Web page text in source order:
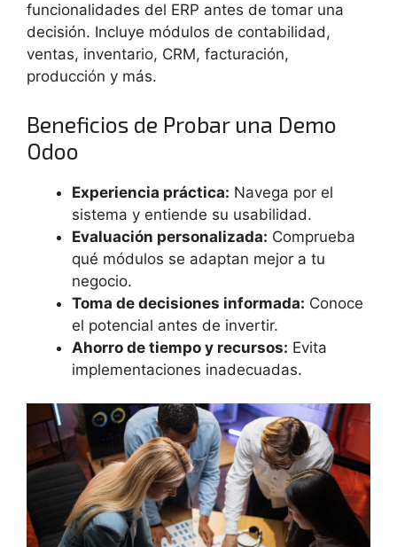
funcionalidades del ERP antes de tomar una
decisión. Incluye módulos de contabilidad,
ventas, inventario, CRM, facturación,
producción y más.
Beneficios de Probar una Demo
Odoo
Experiencia práctica: Navega por el
sistema y entiende su usabilidad.
Evaluación personalizada: Comprueba
qué módulos se adaptan mejor a tu
negocio.
Toma de decisiones informada: Conoce
el potencial antes de invertir.
Ahorro de tiempo y recursos: Evita
implementaciones inadecuadas.